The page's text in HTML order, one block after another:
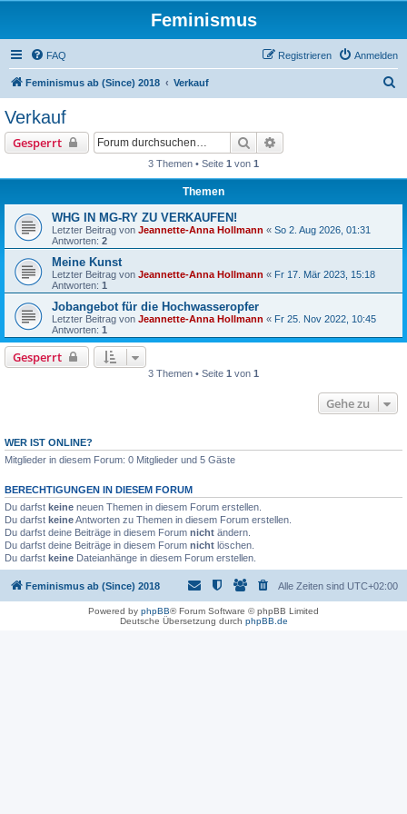
Feminismus
FAQ Anmelden
Registrieren
Feminismus ab (Since) 2018 Verkauf
Verkauf
Gesperrt Suche
3 Themen • Seite 1 von 1
Themen
WHG IN MG-RY ZU VERKAUFEN!
Letzter Beitrag von Jeannette-Anna Hollmann « So 2. Aug 2026, 01:31
Antworten: 2
Meine Kunst
Letzter Beitrag von Jeannette-Anna Hollmann « Fr 17. Mär 2023, 15:18
Antworten: 1
Jobangebot für die Hochwasseropfer
Letzter Beitrag von Jeannette-Anna Hollmann « Fr 25. Nov 2022, 10:45
Antworten: 1
Gesperrt
3 Themen • Seite 1 von 1
Gehe zu
WER IST ONLINE?
Mitglieder in diesem Forum: 0 Mitglieder und 5 Gäste
BERECHTIGUNGEN IN DIESEM FORUM
Du darfst keine neuen Themen in diesem Forum erstellen.
Du darfst keineAntworten zu Themen in diesem Forum erstellen.
Du darfst deine Beiträge in diesem Forum nicht ändern.
Du darfst deine Beiträge in diesem Forum nicht löschen.
Du darfst keine Dateianhänge in diesem Forum erstellen.
Feminismus ab (Since) 2018 Alle Zeiten sind UTC+02:00
Powered by phpBB® Forum Software © phpBB Limited
Deutsche Übersetzung durch phpBB.de